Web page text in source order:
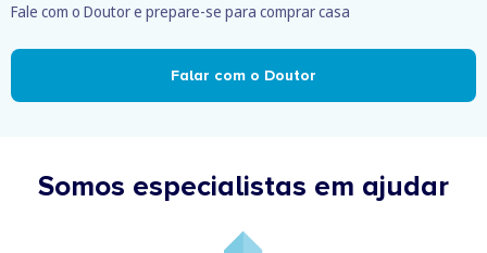
Fale com o Doutor e prepare-se para comprar casa
Falar com o Doutor
Somos especialistas em ajudar